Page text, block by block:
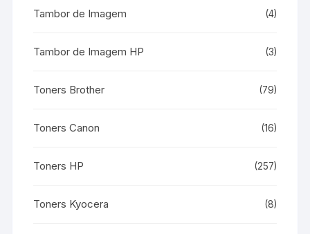
Tambor de Imagem (4)
Tambor de Imagem HP (3)
Toners Brother (79)
Toners Canon (16)
Toners HP (257)
Toners Kyocera (8)